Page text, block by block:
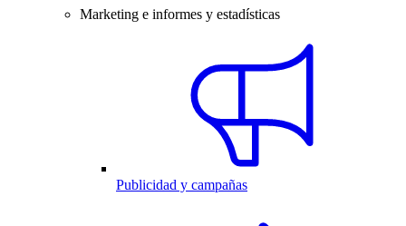
Marketing e informes y estadísticas
Publicidad y campañas